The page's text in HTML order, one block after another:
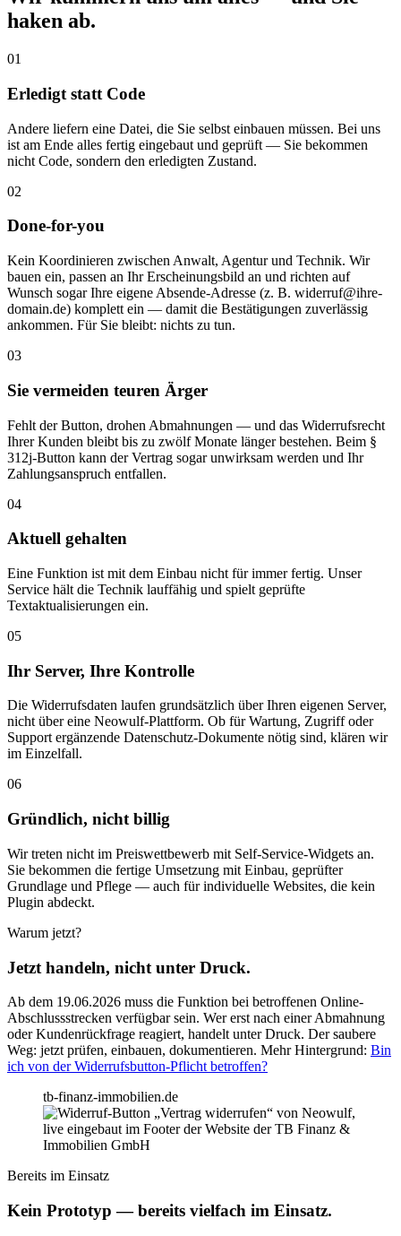
haken ab.
01
Erledigt statt Code
Andere liefern eine Datei, die Sie selbst einbauen müssen. Bei uns
ist am Ende alles fertig eingebaut und geprüft — Sie bekommen
nicht Code, sondern den erledigten Zustand.
02
Done-for-you
Kein Koordinieren zwischen Anwalt, Agentur und Technik. Wir
bauen ein, passen an Ihr Erscheinungsbild an und richten auf
Wunsch sogar Ihre eigene Absende-Adresse (z. B. widerruf@ihre-
domain.de) komplett ein — damit die Bestätigungen zuverlässig
ankommen. Für Sie bleibt: nichts zu tun.
03
Sie vermeiden teuren Ärger
Fehlt der Button, drohen Abmahnungen — und das Widerrufsrecht
Ihrer Kunden bleibt bis zu zwölf Monate länger bestehen. Beim §
312j-Button kann der Vertrag sogar unwirksam werden und Ihr
Zahlungsanspruch entfallen.
04
Aktuell gehalten
Eine Funktion ist mit dem Einbau nicht für immer fertig. Unser
Service hält die Technik lauffähig und spielt geprüfte
Textaktualisierungen ein.
05
Ihr Server, Ihre Kontrolle
Die Widerrufsdaten laufen grundsätzlich über Ihren eigenen Server,
nicht über eine Neowulf-Plattform. Ob für Wartung, Zugriff oder
Support ergänzende Datenschutz-Dokumente nötig sind, klären wir
im Einzelfall.
06
Gründlich, nicht billig
Wir treten nicht im Preiswettbewerb mit Self-Service-Widgets an.
Sie bekommen die fertige Umsetzung mit Einbau, geprüfter
Grundlage und Pflege — auch für individuelle Websites, die kein
Plugin abdeckt.
Warum jetzt?
Jetzt handeln, nicht unter Druck.
Ab dem 19.06.2026 muss die Funktion bei betroffenen Online-
Abschlussstrecken verfügbar sein. Wer erst nach einer Abmahnung
oder Kundenrückfrage reagiert, handelt unter Druck. Der saubere
Weg: jetzt prüfen, einbauen, dokumentieren. Mehr Hintergrund: Bin
ich von der Widerrufsbutton-Pflicht betroffen?
tb-finanz-immobilien.de
Bereits im Einsatz
Kein Prototyp — bereits vielfach im Einsatz.